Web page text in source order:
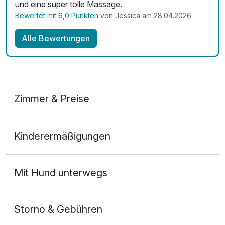
Hot Stone Massage Rücken
pro Stück (30 Minuten)
klassische Kosmetik 119,00 €
pro Stück (1 Tag/e)
und eine super tolle Massage.
Bewertet mit 6,0 Punkten von Jessica am 28.04.2026
Alle Bewertungen
Zimmer & Preise
2 Erwachsene und 1 Kind
Kinderermäßigungen
Mit Hund unterwegs
Storno & Gebühren